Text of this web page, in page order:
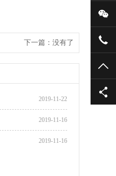
下一篇：没有了
2019-11-22
2019-11-16
2019-11-16
微